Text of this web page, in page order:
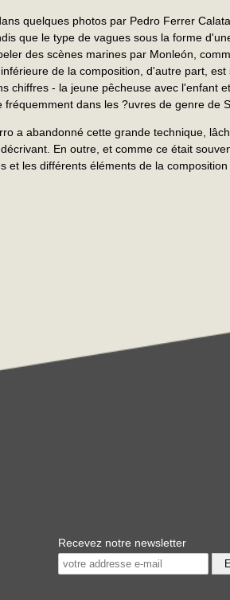
quelques photos par Pedro Ferrer
que le type de vagues sous la forme
des scènes marines par Monleón,
de la composition, d'autre part, est
chiffres - la jeune pêcheuse avec l'enfant
dans les ?uvres de genre de
a abandonné cette grande technique,
En outre, et comme ce était
et les différents éléments de la
Recevez notre newsletter